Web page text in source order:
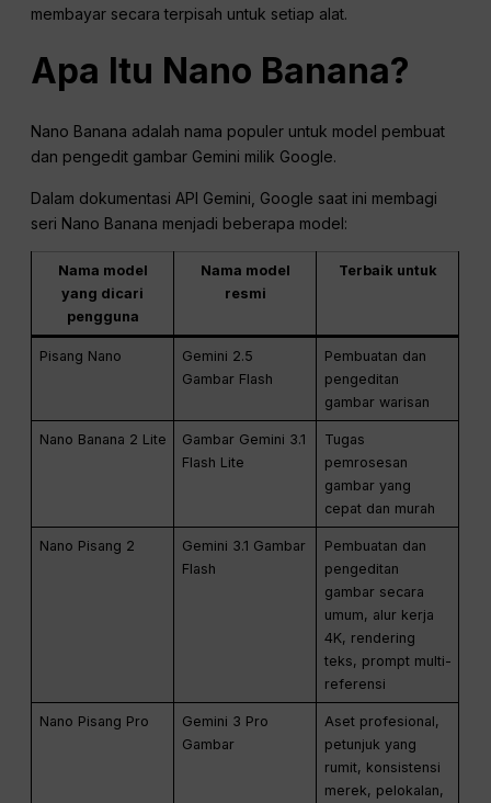
membayar secara terpisah untuk setiap alat.
Apa Itu Nano Banana?
Nano Banana adalah nama populer untuk model pembuat
dan pengedit gambar Gemini milik Google.
Dalam dokumentasi API Gemini, Google saat ini membagi
seri Nano Banana menjadi beberapa model:
Nama model
yang dicari
pengguna
Nama model
resmi
Terbaik untuk
Pisang Nano
Gemini 2.5
Gambar Flash
Pembuatan dan
pengeditan
gambar warisan
Nano Banana 2 Lite
Gambar Gemini 3.1
Flash Lite
Tugas
pemrosesan
gambar yang
cepat dan murah
Nano Pisang 2
Gemini 3.1 Gambar
Flash
Pembuatan dan
pengeditan
gambar secara
umum, alur kerja
4K, rendering
teks, prompt multi-
referensi
Nano Pisang Pro
Gemini 3 Pro
Gambar
Aset profesional,
petunjuk yang
rumit, konsistensi
merek, pelokalan,